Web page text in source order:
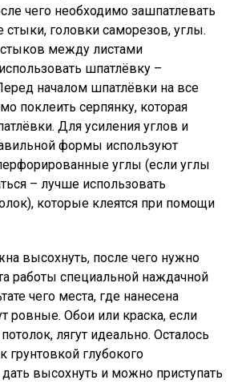
чего необходимо зашпатлевать
стыки, головки саморезов, углы.
между листами
шпатлёвку –
началом шпатлёвки на все
поклеить серпянку, которая
Для усиления углов и
формы используют
углы (если углы
– лучше использовать
которые клеятся при помощи
высохнуть, после чего нужно
работы специальной наждачной
чего места, где нанесена
ровные. Обои или краска, если
лягут идеально. Осталось
грунтовкой глубокого
высохнуть и можно приступать